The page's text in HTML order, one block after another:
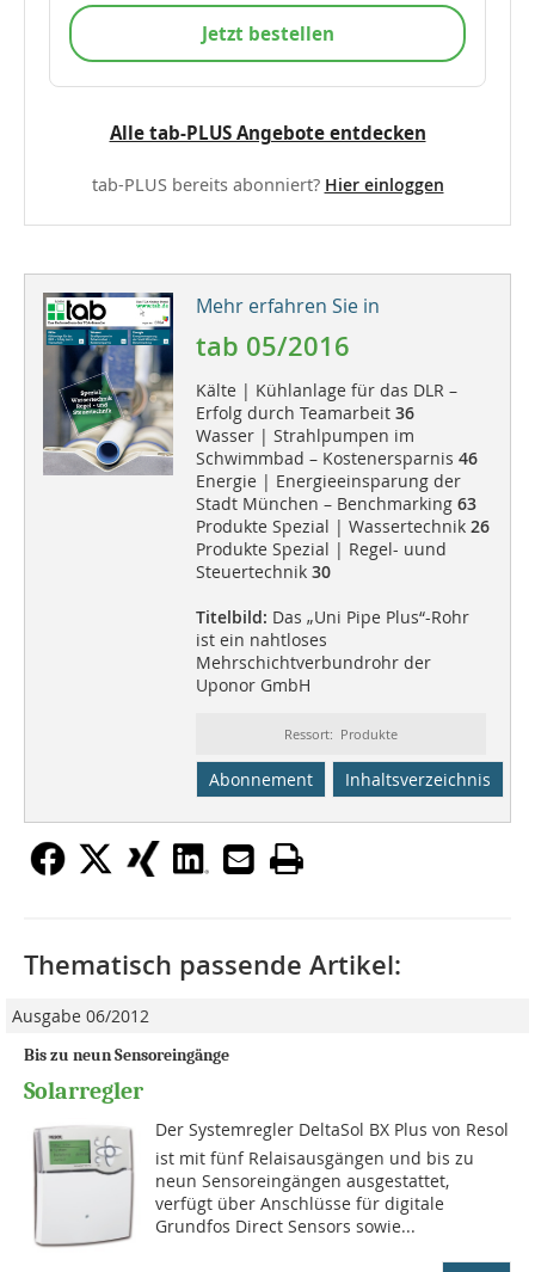
Jetzt bestellen
Alle tab-PLUS Angebote entdecken
tab-PLUS bereits abonniert? Hier einloggen
Mehr erfahren Sie in
tab 05/2016
Kälte | Kühlanlage für das DLR –
Erfolg durch Teamarbeit 36
Wasser | Strahlpumpen im
Schwimmbad – Kostenersparnis 46
Energie | Energieeinsparung der
Stadt München – Benchmarking 63
Produkte Spezial | Wassertechnik 26
Produkte Spezial | Regel- uund
Steuertechnik 30
Titelbild: Das „Uni Pipe Plus“-Rohr
ist ein nahtloses
Mehrschichtverbundrohr der
Uponor GmbH
Ressort: Produkte
Abonnement Inhaltsverzeichnis
Thematisch passende Artikel:
Ausgabe 06/2012
Bis zu neun Sensoreingänge
Solarregler
Der Systemregler DeltaSol BX Plus von Resol
ist mit fünf Relaisausgängen und bis zu
neun Sensoreingängen ausgestattet,
verfügt über Anschlüsse für digitale
Grundfos Direct Sensors sowie...